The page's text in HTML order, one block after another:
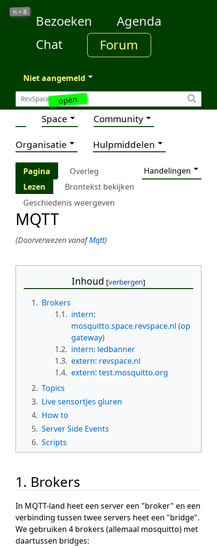
open
n =8
Bezoeken
Agenda
Chat
Forum
Niet aangemeld
Space Community
Organisatie Hulpmiddelen
Pagina Overleg
Handelingen
Lezen
Brontekst bekijken
Geschiedenis weergeven
MQTT
(Doorverwezen vanafMqtt)
Inhoud
1. Brokers
1.1. intern:
mosquitto.space.revspace.nl (op
gateway)
1.2. intern: ledbanner
1.3. extern: revspace.nl
1.4. extern: test.mosquitto.org
2. Topics
3. Live sensortjes gluren
4. How to
5. Server Side Events
6. Scripts
1. Brokers
In MQTT-land heet een server een "broker" en een
verbinding tussen twee servers heet een "bridge".
We gebruiken 4 brokers (allemaal mosquitto) met
daartussen bridges: